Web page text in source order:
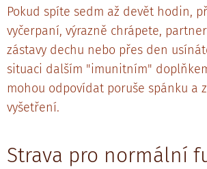
Pokud spíte sedm až devět hodin,
vyčerpaní, výrazně chrápete,
zástavy dechu nebo přes den
situaci dalším "imunitním"
mohou odpovídat poruše spánku a
vyšetření.
Strava pro normální